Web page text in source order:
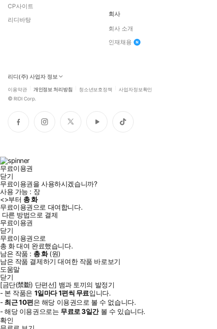
CP사이트
리디바탕
회사
회사 소개
인재채용
리디(주) 사업자 정보
이용약관 개인정보 처리방침 청소년보호정책 사업자정보확인
© RIDI Corp.
페
이
인
스
트
위
유
튜
틱
톡
무료이용권
닫기
무료이용권을 사용하시겠습니까?
사용 가능 : 장
<>부터 총화
무료이용권으로 대여합니다.
다른 방법으로 결제
무료이용권
닫기
무료이용권으로
총 화대여 완료했습니다.
남은 작품 : 총화(원)
남은 작품 결제하기 대여한 작품 바로보기
도움말
닫기
[금단(禁斷) 단편선] 뱀과 토끼의 발정기
- 본 작품은 1일마다1편씩 무료입니다.
- 최근10편은 해당 이용권으로 볼 수 없습니다.
- 해당 이용권으로는 무료로3일간볼 수 있습니다.
확인